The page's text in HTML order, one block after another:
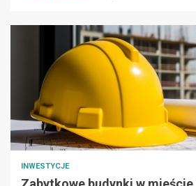
INWESTYCJE